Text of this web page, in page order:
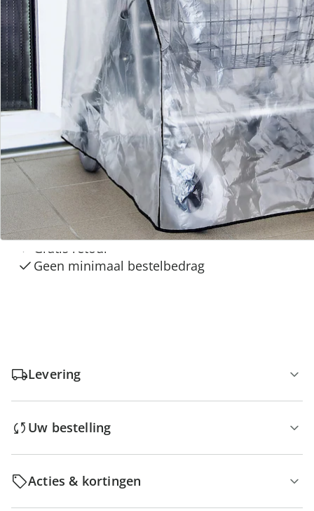
Servicehotline
3 redenen voor
“Huis & Comfort”
Gratis kopen op rekening
Gratis retour
Geen minimaal bestelbedrag
Levering
Uw bestelling
Acties & kortingen